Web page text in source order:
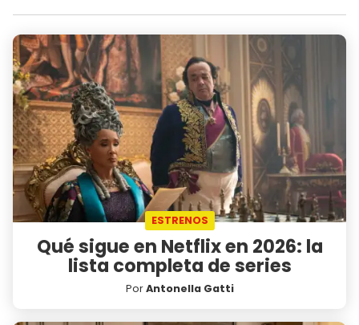
ESTRENOS
Qué sigue en Netflix en 2026: la
lista completa de series
PorAntonella Gatti